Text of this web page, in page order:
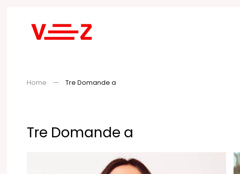
Skip to main content
Home Tre Domande a
Tre Domande a